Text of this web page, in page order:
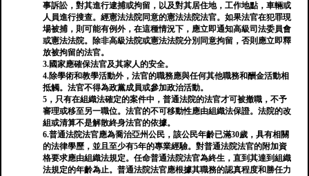
事訴訟，對其進行逮捕或拘留，以及對其居住地，工作地點，車輛或
人員進行搜查。經憲法法院同意的憲法法院法官。如果法官在犯罪現
場被捕，則可能有例外，在這種情況下，應立即通知高級司法委員會
或憲法法院。除非高級法院或憲法法院分別同意拘留，否則應立即釋
放被拘留的法官。
3.國家應確保法官及其家人的安全。
4.除學術和教學活動外，法官的職務應與任何其他職務和酬金活動相
抵觸。法官不得為政黨成員或參加政治活動。
5，只有在組織法確定的案件中，普通法院的法官才可被撤職，不予
審理或移至另一職位。法官的不可移動性應由組織法保證。法院的改
組或清算不是解散終身法官的依據。
6.普通法院法官應為喬治亞州公民，該公民年齡已滿30歲，具有相關
的法律學歷，並且至少有5年的專業經驗。對普通法院法官的附加資
格要求應由組織法規定。任命普通法院法官為終生，直到其達到組織
法規定的年齡為止。普通法院法官應根據其職務的認真程度和勝任力